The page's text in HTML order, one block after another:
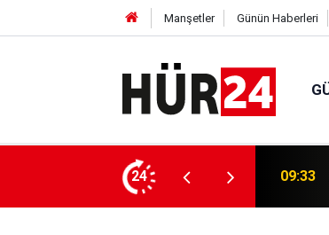
Manşetler Günün Haberleri
24
kategorisinde birincilik ödülü aldı 09:15